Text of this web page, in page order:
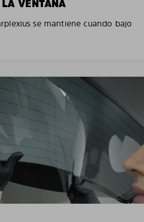
VENTANA
se mantiene cuando bajo